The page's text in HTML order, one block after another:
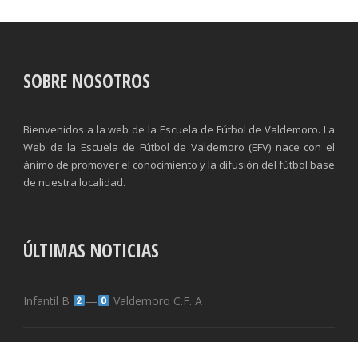
SOBRE NOSOTROS
Bienvenidos a la web de la Escuela de Fútbol de Valdemoro. La
Web de la Escuela de Fútbol de Valdemoro (EFV) nace con el
ánimo de promover el conocimiento y la difusión del fútbol base
de nuestra localidad.
ÚLTIMAS NOTICIAS
Infantil B — Valdemoro C.F. A